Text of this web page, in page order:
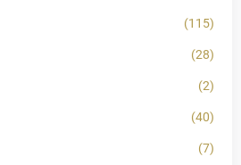
(115)
(28)
(2)
(40)
(7)